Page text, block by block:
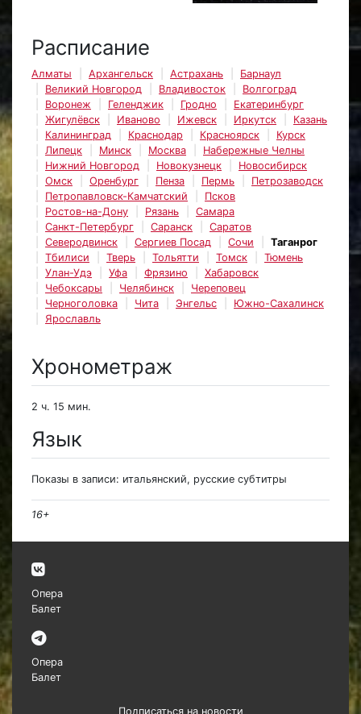
Расписание
Алматы Архангельск Астрахань
Барнаул
Великий Новгород
Владивосток
Волгоград
Воронеж
Геленджик Гродно
Екатеринбург
Жигулёвск
Иваново Ижевск Иркутск
Казань
Калининград
Краснодар Красноярск
Курск
Липецк
Минск Москва
Набережные Челны
Нижний Новгород
Новокузнецк
Новосибирск
Омск
Оренбург Пенза Пермь
Петрозаводск
Петропавловск-Камчатский
Псков
Ростов-на-Дону
Рязань
Самара
Санкт-Петербург
Саранск
Саратов
Северодвинск
Сергиев Посад Сочи
Таганрог
Тбилиси
Тверь Тольятти Томск
Тюмень
Улан-Удэ
Уфа Фрязино
Хабаровск
Чебоксары
Челябинск
Череповец
Черноголовка
Чита Энгельс
Южно-Сахалинск
Ярославль
Хронометраж
2 ч. 15 мин.
Язык
Показы в записи: итальянский, русские субтитры
16+
Опера
Балет
Опера
Балет
Подписаться на новости